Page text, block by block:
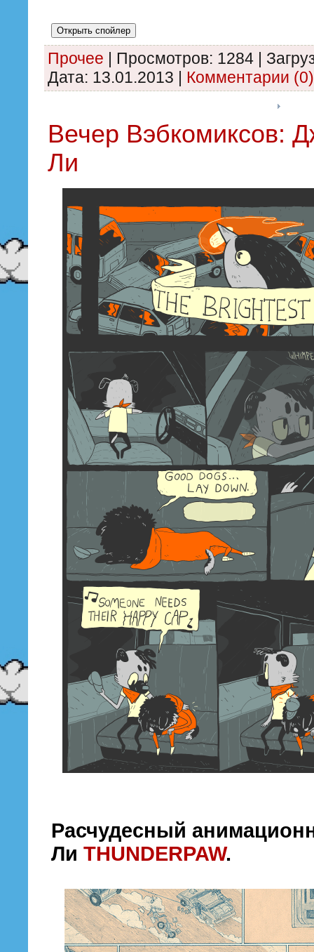
Прочее | Просмотров: 1284 |
Дата: 13.01.2013 | Комментарии (0)
Вечер Вэбкомиксов:
Ли
Расчудесный
Ли THUNDERPAW.